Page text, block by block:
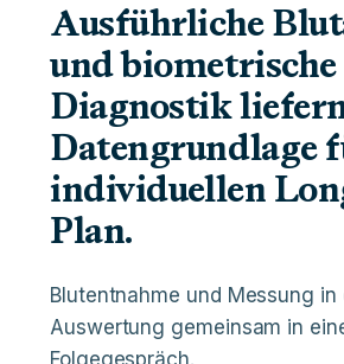
Ausführliche
und biometrische
Diagnostik
Datengrundlage
individuellen
Plan.
Blutentnahme und Messung in
Auswertung gemeinsam in
Folgegespräch.